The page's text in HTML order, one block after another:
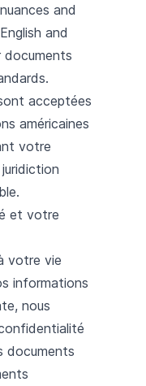
and
and
documents
acceptées
américaines
votre
et votre
votre vie
informations
nous
documents